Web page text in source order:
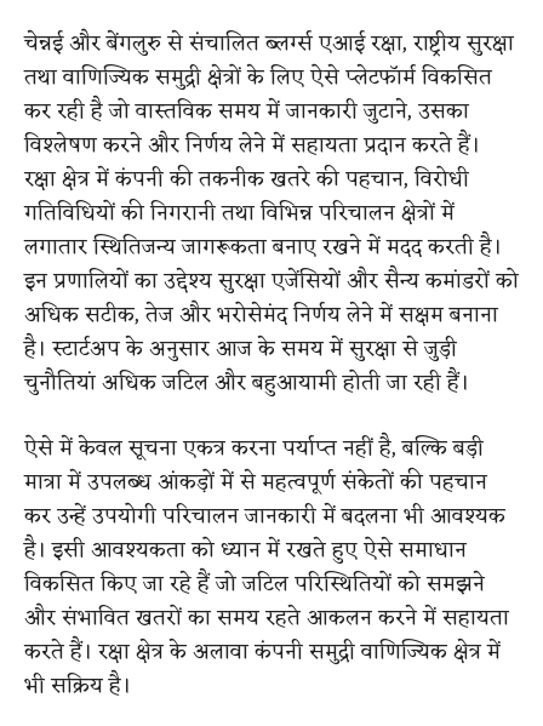
चेन्नई और बेंगलुरु से संचालित ब्लर्ग्स एआई रक्षा, राष्ट्रीय सुरक्षा
तथा वाणिज्यिक समुद्री क्षेत्रों के लिए ऐसे प्लेटफॉर्म विकसित
कर रही है जो वास्तविक समय में जानकारी जुटाने, उसका
विश्लेषण करने और निर्णय लेने में सहायता प्रदान करते हैं।
रक्षा क्षेत्र में कंपनी की तकनीक खतरे की पहचान, विरोधी
गतिविधियों की निगरानी तथा विभिन्न परिचालन क्षेत्रों में
लगातार स्थितिजन्य जागरूकता बनाए रखने में मदद करती है।
इन प्रणालियों का उद्देश्य सुरक्षा एजेंसियों और सैन्य कमांडरों को
अधिक सटीक, तेज और भरोसेमंद निर्णय लेने में सक्षम बनाना
है। स्टार्टअप के अनुसार आज के समय में सुरक्षा से जुड़ी
चुनौतियां अधिक जटिल और बहुआयामी होती जा रही हैं।
ऐसे में केवल सूचना एकत्र करना पर्याप्त नहीं है, बल्कि बड़ी
मात्रा में उपलब्ध आंकड़ों में से महत्वपूर्ण संकेतों की पहचान
कर उन्हें उपयोगी परिचालन जानकारी में बदलना भी आवश्यक
है। इसी आवश्यकता को ध्यान में रखते हुए ऐसे समाधान
विकसित किए जा रहे हैं जो जटिल परिस्थितियों को समझने
और संभावित खतरों का समय रहते आकलन करने में सहायता
करते हैं। रक्षा क्षेत्र के अलावा कंपनी समुद्री वाणिज्यिक क्षेत्र में
भी सक्रिय है।